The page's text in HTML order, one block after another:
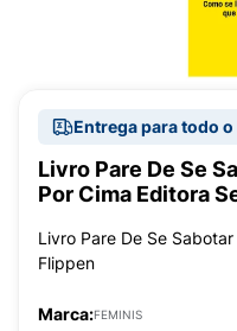
Entrega para todo o
Livro Pare De Se
Por Cima Editora
Livro Pare De Se
Flippen
Marca:FEMINIS